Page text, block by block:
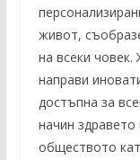
живот,
на всеки
направи
достъпна за
начин
обществото